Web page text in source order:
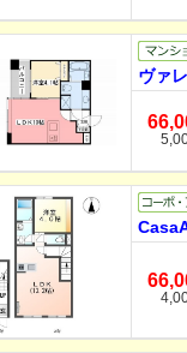
ヴァ